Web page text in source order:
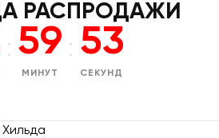
РАСПРОДАЖИ
: 59
МИНУТ
: 53
СЕКУНД